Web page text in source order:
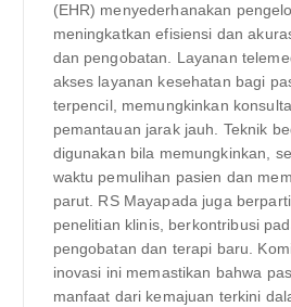
(EHR) menyederhanakan
meningkatkan efisiensi dan
dan pengobatan. Layanan
akses layanan kesehatan bagi
terpencil, memungkinkan
pemantauan jarak jauh. Teknik
digunakan bila memungkinkan,
waktu pemulihan pasien dan
parut. RS Mayapada juga
penelitian klinis, berkontribusi
pengobatan dan terapi baru.
inovasi ini memastikan bahwa
manfaat dari kemajuan terkini